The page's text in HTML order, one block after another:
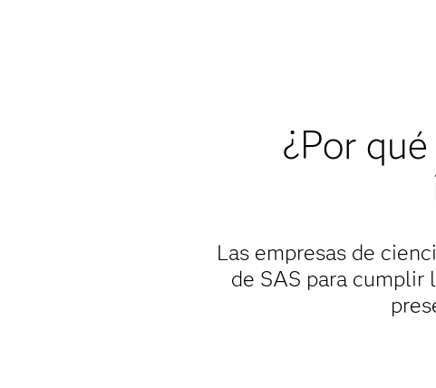
¿Por
Las empresas de
de SAS para cumplir